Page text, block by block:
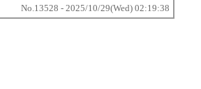
No.13528 - 2025/10/29(Wed) 02:19:38